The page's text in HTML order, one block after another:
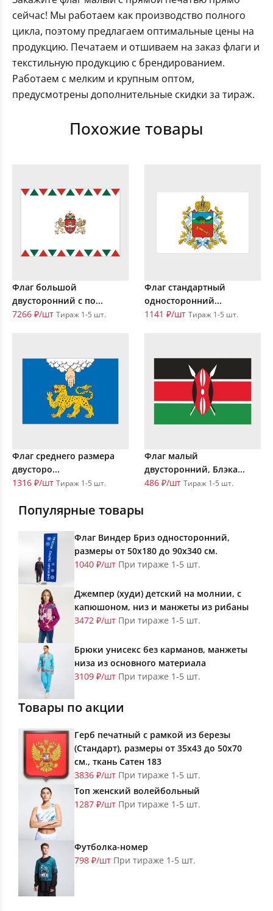
сейчас! Мы работаем как производство полного
цикла, поэтому предлагаем оптимальные цены на
продукцию. Печатаем и отшиваем на заказ флаги и
текстильную продукцию с брендированием.
Работаем с мелким и крупным оптом,
предусмотрены дополнительные скидки за тираж.
Похожие товары
Флаг большой
двусторонний с по...
7266 ₽/шт Тираж 1-5 шт.
Флаг стандартный
односторонний...
1141 ₽/шт Тираж 1-5 шт.
Флаг среднего размера
двусторо...
1316 ₽/шт Тираж 1-5 шт.
Флаг малый
двусторонний, Блэка...
486 ₽/шт Тираж 1-5 шт.
Популярные товары
Флаг Виндер Бриз односторонний,
размеры от 50х180 до 90х340 см.
1040 ₽/шт При тираже 1-5 шт.
Джемпер (худи) детский на молнии, с
капюшоном, низ и манжеты из рибаны
3472 ₽/шт При тираже 1-5 шт.
Брюки унисекс без карманов, манжеты
низа из основного материала
3109 ₽/шт При тираже 1-5 шт.
Товары по акции
Герб печатный с рамкой из березы
(Стандарт), размеры от 35х43 до 50х70
см., ткань Сатен 183
3836 ₽/шт При тираже 1-5 шт.
Топ женский волейбольный
1287 ₽/шт При тираже 1-5 шт.
Футболка-номер
798 ₽/шт При тираже 1-5 шт.